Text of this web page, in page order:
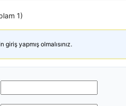
1)
yapmış olmalısınız.